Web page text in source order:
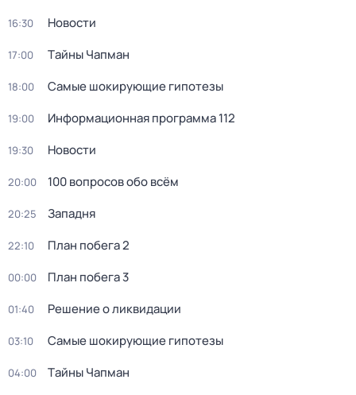
16:30 Новости
17:00 Тaйны Чапман
18:00 Самые шoкиpующие гипотезы
19:00 Информационная программа 112
19:30 Новости
20:00 100 вопросов обо всём
20:25 Западня
22:10 План побега 2
00:00 План побега 3
01:40 Решение о ликвидации
03:10 Самые шoкиpующие гипотезы
04:00 Тaйны Чапман